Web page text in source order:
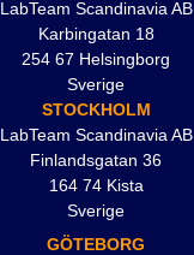
LabTeam Scandinavia AB
Karbingatan 18
254 67 Helsingborg
Sverige
STOCKHOLM
LabTeam Scandinavia AB
Finlandsgatan 36
164 74 Kista
Sverige
GÖTEBORG